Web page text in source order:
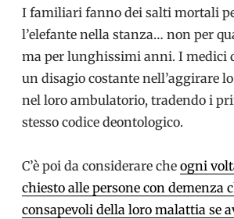
I familiari fanno dei salti mortali
l’elefante nella stanza… non per
ma per lunghissimi anni. I medici
un disagio costante nell’aggirare
nel loro ambulatorio, tradendo i
stesso codice deontologico.
C’è poi da considerare che ogni
chiesto alle persone con demenza
consapevoli della loro malattia se